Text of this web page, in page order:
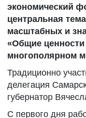
экономический
центральная
масштабных и
«Общие ценности
многополярном
Традиционно
делегация
губернатор
С первого дня